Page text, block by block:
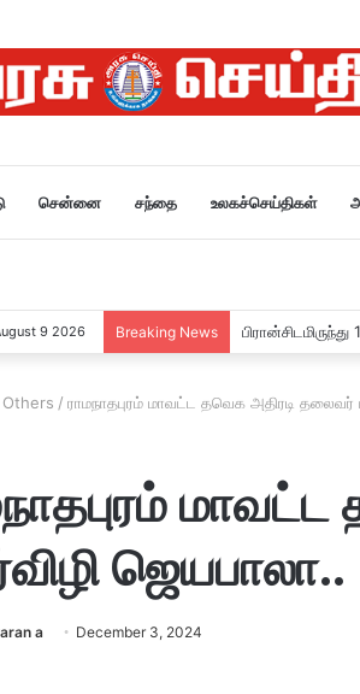
சென்னை சந்தை உலகச்செய்திகள்
9 2026 Breaking News
Others / ராமநாதபுரம் மாவட்ட தவெக அதிரடி தலைவர்
ஜெயபாலா..
a December 3, 2024